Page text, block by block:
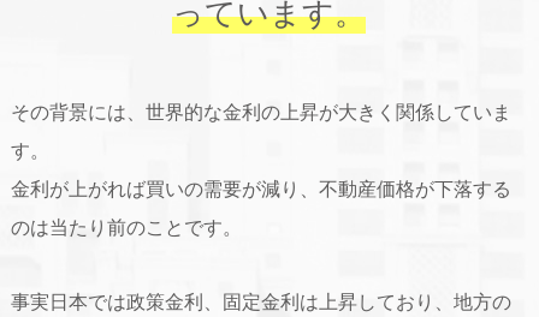
っています。
その背景には、世界的な金利の上昇が大きく関係していま
す。
金利が上がれば買いの需要が減り、不動産価格が下落する
のは当たり前のことです。
事実日本では政策金利、固定金利は上昇しており、地方の